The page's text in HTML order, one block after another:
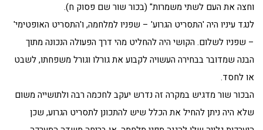
וחצה את העם לשתי משמרות" (בכור שור שם פסוק ח).
לנגד עיניו היה 'התסריט הגרוע' – שפניו למלחמה, ו'התסריט האופטימי'
– שפניו לשלום. הקושי היה להחליט מהי דרך הפעולה הנכונה מתוך
הבנה שמדובר בבחירה העשויה לקבוע את גורלו וגורל משפחתו, לשבט
או לחסד.
הבכור שור מדגיש במקרה זה נדרש יעקב לחכמה רבה ולתושייה משום
שלא היה ניתן להחיל את הכלל שיש להתכונן לתסריט הגרוע, שכן